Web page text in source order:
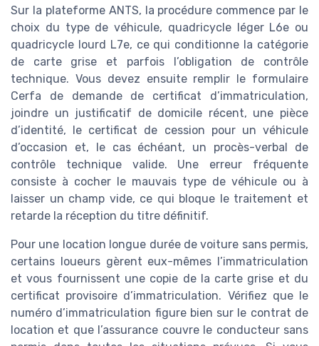
Sur la plateforme ANTS, la procédure commence par le
choix du type de véhicule, quadricycle léger L6e ou
quadricycle lourd L7e, ce qui conditionne la catégorie
de carte grise et parfois l’obligation de contrôle
technique. Vous devez ensuite remplir le formulaire
Cerfa de demande de certificat d’immatriculation,
joindre un justificatif de domicile récent, une pièce
d’identité, le certificat de cession pour un véhicule
d’occasion et, le cas échéant, un procès-verbal de
contrôle technique valide. Une erreur fréquente
consiste à cocher le mauvais type de véhicule ou à
laisser un champ vide, ce qui bloque le traitement et
retarde la réception du titre définitif.
Pour une location longue durée de voiture sans permis,
certains loueurs gèrent eux-mêmes l’immatriculation
et vous fournissent une copie de la carte grise et du
certificat provisoire d’immatriculation. Vérifiez que le
numéro d’immatriculation figure bien sur le contrat de
location et que l’assurance couvre le conducteur sans